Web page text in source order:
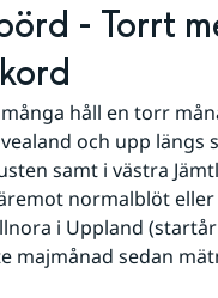
- Torrt
håll en torr
och upp längs
samt i västra
normalblöt
i Uppland
majmånad sedan